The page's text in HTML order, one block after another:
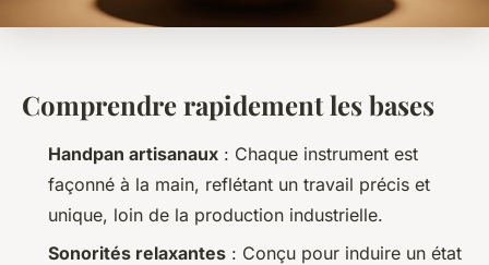
Comprendre rapidement les bases
Handpan artisanaux : Chaque instrument est
façonné à la main, reflétant un travail précis et
unique, loin de la production industrielle.
Sonorités relaxantes : Conçu pour induire un état